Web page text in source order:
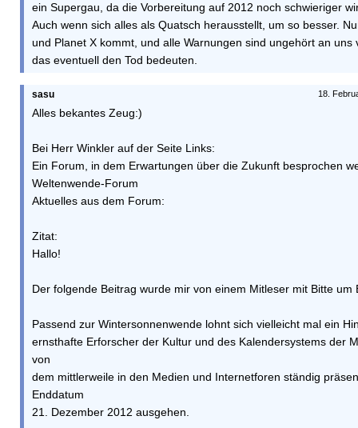
ein Supergau, da die Vorbereitung auf 2012 noch schwieriger
Auch wenn sich alles als Quatsch herausstellt, um so besser.
und Planet X kommt, und alle Warnungen sind ungehört an uns
das eventuell den Tod bedeuten.
18.
sasu
Alles bekantes Zeug:)
Bei Herr Winkler auf der Seite Links:
Ein Forum, in dem Erwartungen über die Zukunft besprochen
Weltenwende-Forum
Aktuelles aus dem Forum:
Zitat:
Hallo!
Der folgende Beitrag wurde mir von einem Mitleser mit Bitte um
Passend zur Wintersonnenwende lohnt sich vielleicht mal ein
ernsthafte Erforscher der Kultur und des Kalendersystems der
von
dem mittlerweile in den Medien und Internetforen ständig
Enddatum
21. Dezember 2012 ausgehen.